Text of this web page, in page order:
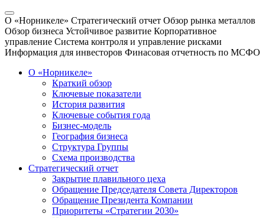
О «Норникеле» Стратегический отчет Обзор рынка металлов
Обзор бизнеса Устойчивое развитие Корпоративное
управление Система контроля и управление рисками
Информация для инвесторов Финасовая отчетность по МСФО
О «Норникеле»
Краткий обзор
Ключевые показатели
История развития
Ключевые события года
Бизнес-модель
География бизнеса
Структура Группы
Схема производства
Стратегический отчет
Закрытие плавильного цеха
Обращение Председателя Совета Директоров
Обращение Президента Компании
Приоритеты «Стратегии 2030»